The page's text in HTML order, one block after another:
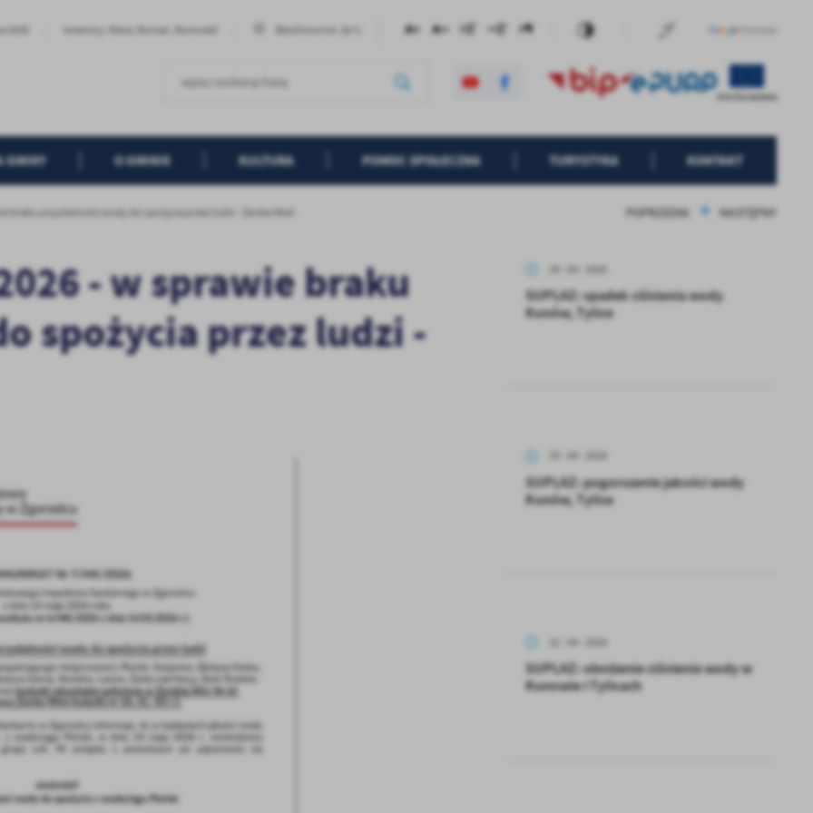
GMINY O GMINIE KULTURA POMOC SPOŁECZNA TURYSTYKA KONTAKT
braku przydatności wody do spożycia przez ludzi - Żarska Wieś POPRZEDNI NASTĘPNY
- w sprawie braku
spożycia przez ludzi -
SUPLAZ: spadek ciśnienia wody
Kunów, Tylice
SUPLAZ: pogorszenie jakości wody
Kunów, Tylice
SUPLAZ: obniżenie ciśnienia wody w
Kunowie i Tylicach